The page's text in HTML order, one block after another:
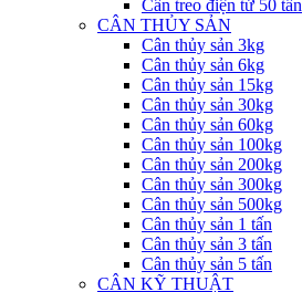
Cân treo điện tử 50 tấn
CÂN THỦY SẢN
Cân thủy sản 3kg
Cân thủy sản 6kg
Cân thủy sản 15kg
Cân thủy sản 30kg
Cân thủy sản 60kg
Cân thủy sản 100kg
Cân thủy sản 200kg
Cân thủy sản 300kg
Cân thủy sản 500kg
Cân thủy sản 1 tấn
Cân thủy sản 3 tấn
Cân thủy sản 5 tấn
CÂN KỸ THUẬT